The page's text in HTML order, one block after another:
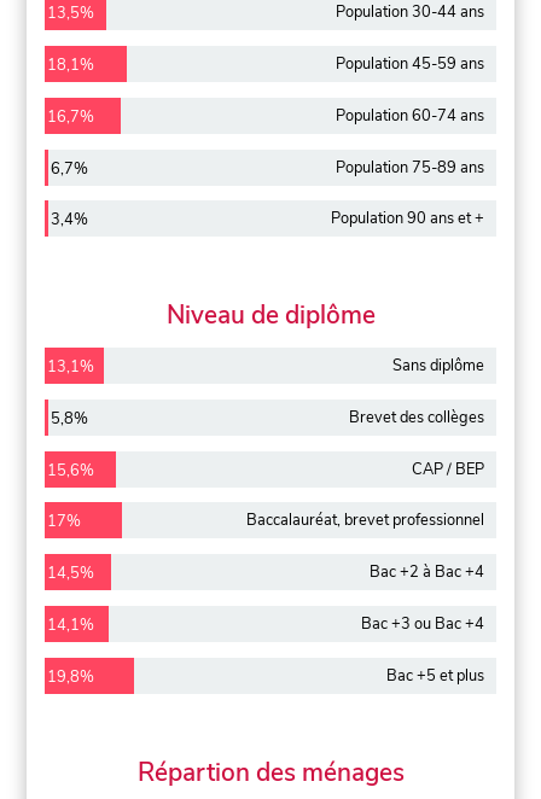
13,5% Population 30-44 ans
18,1% Population 45-59 ans
16,7% Population 60-74 ans
6,7% Population 75-89 ans
3,4% Population 90 ans et +
Niveau de diplôme
13,1% Sans diplôme
5,8% Brevet des collèges
15,6% CAP / BEP
17% Baccalauréat, brevet professionnel
14,5% Bac +2 à Bac +4
14,1% Bac +3 ou Bac +4
19,8% Bac +5 et plus
Répartion des ménages